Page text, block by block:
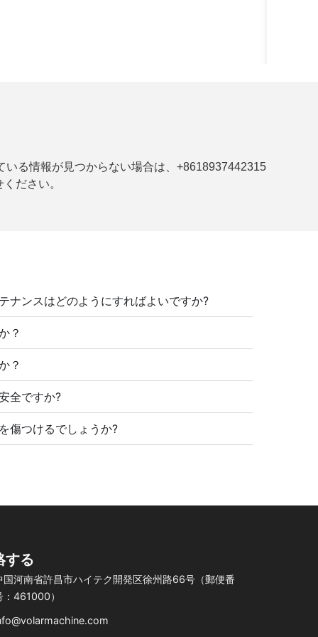
る情報が見つからない場合は、+8618937442315
ださい。
ナンスはどのようにすればよいですか?
？
？
全ですか?
傷つけるでしょうか?
する
国河南省許昌市ハイテク開発区徐州路66号（郵便番
：461000）